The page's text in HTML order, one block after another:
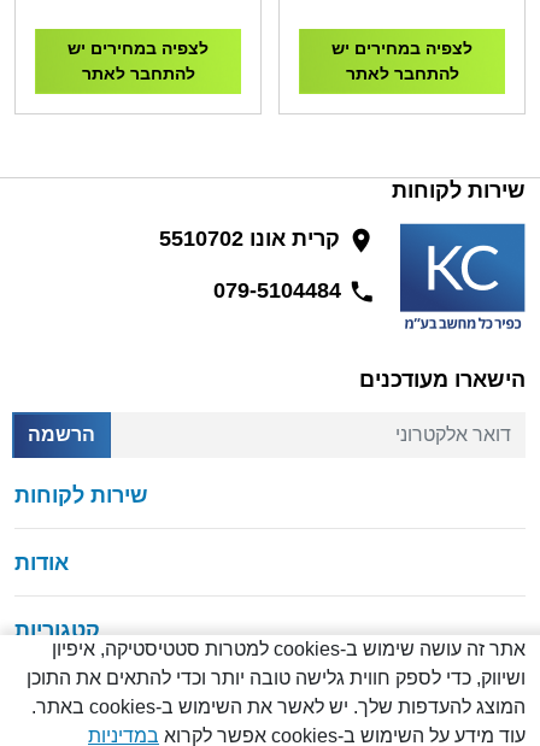
לצפיה במחירים יש
להתחבר לאתר
לצפיה במחירים יש
להתחבר לאתר
שירות לקוחות
קרית אונו 5510702
הישארו מעודכנים
דואר אלקטרוני הרשמה
שירות לקוחות
אודות
קטגוריות
אתר זה עושה שימוש ב-cookies למטרות סטטיסטיקה, איפיון
ושיווק, כדי לספק חווית גלישה טובה יותר וכדי להתאים את התוכן
המוצג להעדפות שלך. יש לאשר את השימוש ב-cookies באתר.
עוד מידע על השימוש ב-cookies אפשר לקרוא
במדיניות